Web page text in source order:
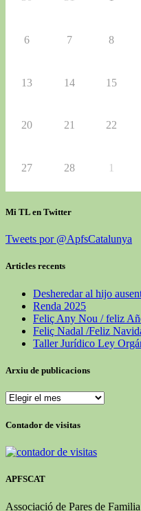
6 7 8
13 14 15
20 21 22
27 28 1
Mi TL en Twitter
Tweets por @ApfsCatalunya
Articles recents
Desheredar al hijo
Renda 2025
Feliç Any Nou / feliz
Feliç Nadal /Feliz
Taller Jurídico Ley
Arxiu de publicacions
Contador de visitas
APFSCAT
Associació de Pares de